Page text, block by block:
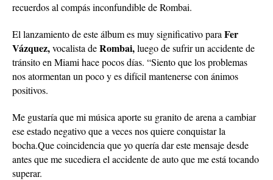
recuerdos al compás inconfundible de Rombai.
El lanzamiento de este álbum es muy significativo para Fer
Vázquez,vocalista deRombai,luego de sufrir un accidente de
tránsito en Miami hace pocos días. “Siento que los problemas
nos atormentan un poco y es difícil mantenerse con ánimos
positivos.
Me gustaría que mi música aporte su granito de arena a cambiar
ese estado negativo que a veces nos quiere conquistar la
bocha.Que coincidencia que yo quería dar este mensaje desde
antes que me sucediera el accidente de auto que me está tocando
superar.